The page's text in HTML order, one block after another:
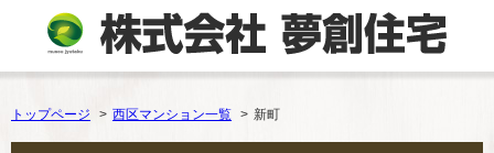
トップページ 西区マンション一覧 新町